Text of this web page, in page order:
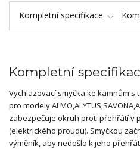
Kompletní specifikace
Kompletní
Vychlazovací smyčka ke kamnům
pro modely
zabezpečuje okruh proti přehřátí v
(elektrického proudu). Smyčkou
výměník, aby nedošlo k jeho